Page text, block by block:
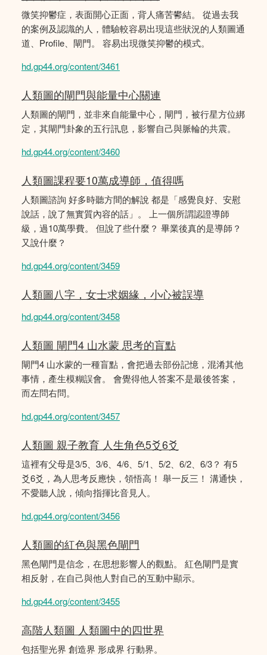
微笑抑鬱症，表面開心正面，背人痛苦鬰結。 從過去我
的案例及認識的人，體驗較容易出現這些狀況的人類圖通
道、Profile、閘門。 容易出現微笑抑鬱的模式。
hd.gp44.org/content/3461
人類圖的閘門與能量中心關連
人類圖的閘門，並非來自能量中心，閘門，被行星方位綁
定，其閘門卦象的五行訊息，影響自己與脈輪的共震。
hd.gp44.org/content/3460
人類圖課程要10萬成導師，值得嗎
人類圖諮詢 好多時聽方間的解說 都是「感覺良好、安慰
說話，說了無實質內容的話」。 上一個所謂認證導師
級，過10萬學費。 但說了些什麼？ 畢業後真的是導師？
又說什麼？
hd.gp44.org/content/3459
人類圖八字，女士求姻緣，小心被誤導
hd.gp44.org/content/3458
人類圖 閘門4 山水蒙 思考的盲點
閘門4 山水蒙的一種盲點，會把過去部份記憶，混淆其他
事情，產生模糊誤會。 會覺得他人答案不是最後答案，
而左問右問。
hd.gp44.org/content/3457
人類圖 親子教育 人生角色5爻6爻
這裡有父母是3/5、3/6、4/6、5/1、5/2、6/2、6/3？ 有5
爻6爻，為人思考反應快，領悟高！ 舉一反三！ 溝通快，
不愛聽人說，傾向指揮比音見人。
hd.gp44.org/content/3456
人類圖的紅色與黑色閘門
黑色閘門是信念，在思想影響人的觀點。 紅色閘門是實
相反射，在自己與他人對自己的互動中顯示。
hd.gp44.org/content/3455
高階人類圖 人類圖中的四世界
包括聖光界 創造界 形成界 行動界。